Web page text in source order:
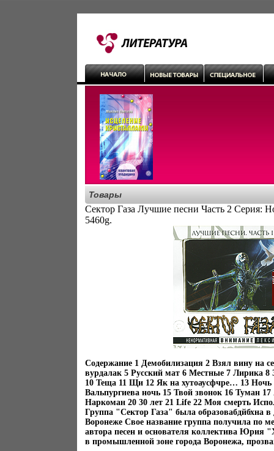
Товары
Сектор Газа Лучшие песни Часть 2 Серия:
5460g.
Содержание 1 Демобилизация 2 Взял вину на
вурдалак 5 Русский мат 6 Местные 7 Лирика 8
10 Теща 11 Щи 12 Як на хутоаусфчре… 13 Ночь
Вальпургиева ночь 15 Твой звонок 16 Туман
Наркоман 20 30 лет 21 Life 22 Моя смерть
Группа "Сектор Газа" была образовабдйбхна в
Воронеже Свое название группа получила по
автора песен и основателя коллектива Юрия
в промышленной зоне города Воронежа,